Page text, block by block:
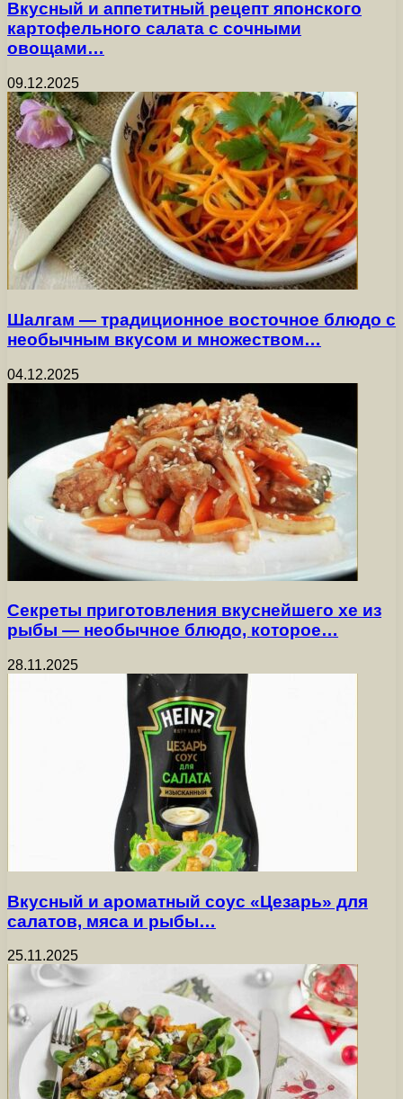
Вкусный и аппетитный рецепт японского
картофельного салата с сочными
овощами…
09.12.2025
Шалгам — традиционное восточное блюдо с
необычным вкусом и множеством…
04.12.2025
Секреты приготовления вкуснейшего хе из
рыбы — необычное блюдо, которое…
28.11.2025
Вкусный и ароматный соус «Цезарь» для
салатов, мяса и рыбы…
25.11.2025